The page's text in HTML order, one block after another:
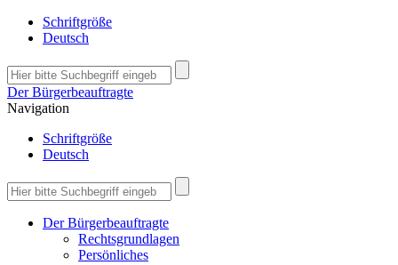
Schriftgröße
Deutsch
Der Bürgerbeauftragte
Navigation
Schriftgröße
Deutsch
Der Bürgerbeauftragte
Rechtsgrundlagen
Persönliches